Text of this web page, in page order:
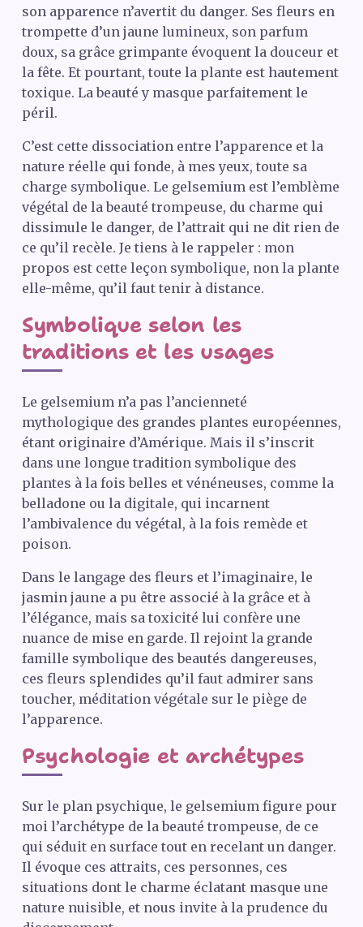
son apparence n’avertit du danger. Ses fleurs en
trompette d’un jaune lumineux, son parfum
doux, sa grâce grimpante évoquent la douceur et
la fête. Et pourtant, toute la plante est hautement
toxique. La beauté y masque parfaitement le
péril.
C’est cette dissociation entre l’apparence et la
nature réelle qui fonde, à mes yeux, toute sa
charge symbolique. Le gelsemium est l’emblème
végétal de la beauté trompeuse, du charme qui
dissimule le danger, de l’attrait qui ne dit rien de
ce qu’il recèle. Je tiens à le rappeler : mon
propos est cette leçon symbolique, non la plante
elle-même, qu’il faut tenir à distance.
Symbolique selon les
traditions et les usages
Le gelsemium n’a pas l’ancienneté
mythologique des grandes plantes européennes,
étant originaire d’Amérique. Mais il s’inscrit
dans une longue tradition symbolique des
plantes à la fois belles et vénéneuses, comme la
belladone ou la digitale, qui incarnent
l’ambivalence du végétal, à la fois remède et
poison.
Dans le langage des fleurs et l’imaginaire, le
jasmin jaune a pu être associé à la grâce et à
l’élégance, mais sa toxicité lui confère une
nuance de mise en garde. Il rejoint la grande
famille symbolique des beautés dangereuses,
ces fleurs splendides qu’il faut admirer sans
toucher, méditation végétale sur le piège de
l’apparence.
Psychologie et archétypes
Sur le plan psychique, le gelsemium figure pour
moi l’archétype de la beauté trompeuse, de ce
qui séduit en surface tout en recelant un danger.
Il évoque ces attraits, ces personnes, ces
situations dont le charme éclatant masque une
nature nuisible, et nous invite à la prudence du